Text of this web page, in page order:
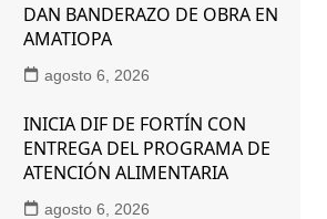
DAN BANDERAZO DE OBRA EN
AMATIOPA
agosto 6, 2026
INICIA DIF DE FORTÍN CON
ENTREGA DEL PROGRAMA DE
ATENCIÓN ALIMENTARIA
agosto 6, 2026